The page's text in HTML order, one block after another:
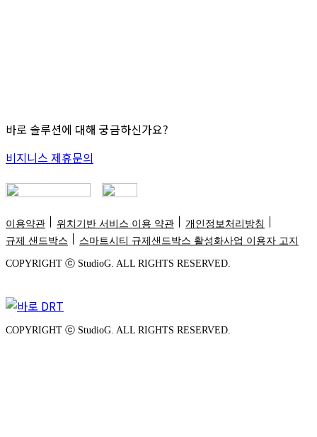
바로 솔루션에 대해 궁금하신가요?
비지니스 제휴문의
이용약관 위치기반 서비스 이용 약관
개인정보처리방침
규제 샌드박스
스마트시티 규제샌드박스 활성화사업 이용자 고지
COPYRIGHT ⓒ StudioG. ALL RIGHTS RESERVED.
COPYRIGHT ⓒ StudioG. ALL RIGHTS RESERVED.